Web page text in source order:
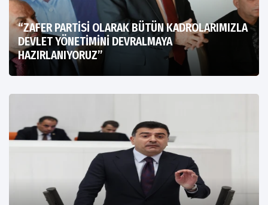
“ZAFER PARTİSİ OLARAK BÜTÜN KADROLARIMIZLA
DEVLET YÖNETİMİNİ DEVRALMAYA
HAZIRLANIYORUZ”